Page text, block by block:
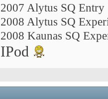
2007 Alytus SQ Entry
2008 Alytus SQ
2008 Kaunas SQ
IPod